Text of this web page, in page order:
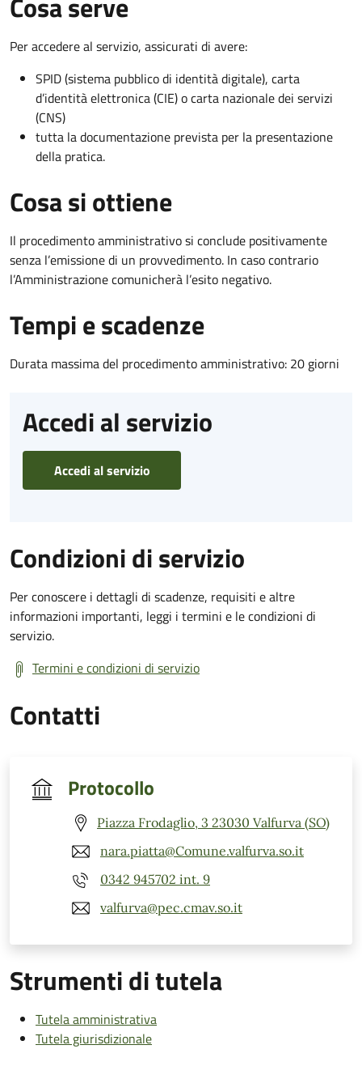
Per accedere al servizio, assicurati di avere:
SPID (sistema pubblico di identità digitale), carta
d’identità elettronica (CIE) o carta nazionale dei servizi
(CNS)
tutta la documentazione prevista per la presentazione
della pratica.
Cosa si ottiene
Il procedimento amministrativo si conclude positivamente
senza l’emissione di un provvedimento. In caso contrario
l’Amministrazione comunicherà l’esito negativo.
Tempi e scadenze
Durata massima del procedimento amministrativo: 20 giorni
Accedi al servizio
Accedi al servizio
Condizioni di servizio
Per conoscere i dettagli di scadenze, requisiti e altre
informazioni importanti, leggi i termini e le condizioni di
servizio.
Termini e condizioni di servizio
Contatti
Protocollo
Piazza Frodaglio, 3 23030 Valfurva (SO)
nara.piatta@Comune.valfurva.so.it
0342 945702 int. 9
valfurva@pec.cmav.so.it
Strumenti di tutela
Tutela amministrativa
Tutela giurisdizionale